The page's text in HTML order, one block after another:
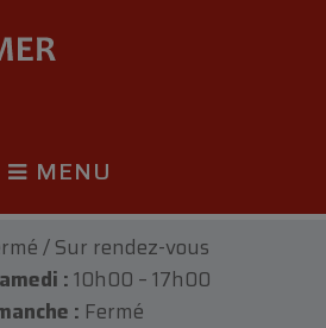
MENU
/ Sur rendez-vous
:10h00 – 17h00
: Fermé